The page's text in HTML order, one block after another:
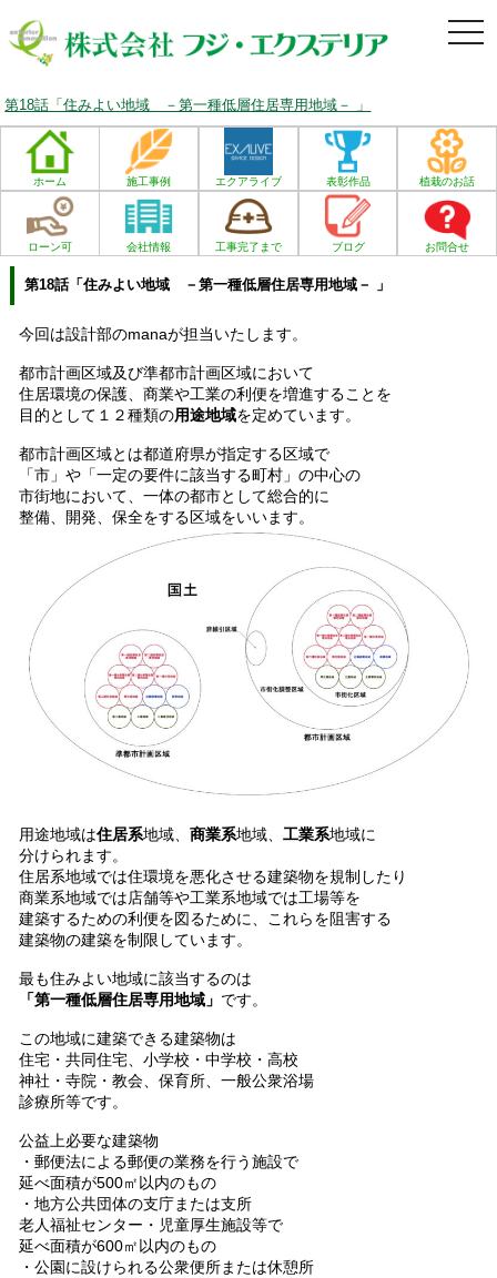
第18話「住みよい地域 －第一種低層住居専用地域－ 」
ホーム 施工事例 エクアライブ 表彰作品 植栽のお話
ローン可 会社情報 工事完了まで ブログ お問合せ
第18話「住みよい地域 －第一種低層住居専用地域－ 」
今回は設計部のmanaが担当いたします。
都市計画区域及び準都市計画区域において
住居環境の保護、商業や工業の利便を増進することを
目的として１２種類の用途地域を定めています。
都市計画区域とは都道府県が指定する区域で
「市」や「一定の要件に該当する町村」の中心の
市街地において、一体の都市として総合的に
整備、開発、保全をする区域をいいます。
用途地域は住居系地域、商業系地域、工業系地域に
分けられます。
住居系地域では住環境を悪化させる建築物を規制したり
商業系地域では店舗等や工業系地域では工場等を
建築するための利便を図るために、これらを阻害する
建築物の建築を制限しています。
最も住みよい地域に該当するのは
「第一種低層住居専用地域」 です。
この地域に建築できる建築物は
住宅・共同住宅、小学校・中学校・高校
神社・寺院・教会、保育所、一般公衆浴場
診療所等です。
公益上必要な建築物
・郵便法による郵便の業務を行う施設で
延べ面積が500㎡以内のもの
・地方公共団体の支庁または支所
老人福祉センター・児童厚生施設等で
延べ面積が600㎡以内のもの
・公園に設けられる公衆便所または休憩所